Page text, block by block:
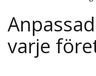
varje